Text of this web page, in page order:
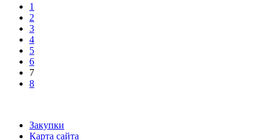
1
2
3
4
5
6
7
8
Закупки
Карта сайта